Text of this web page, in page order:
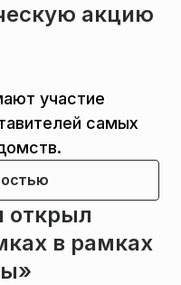
акцию
участие
самых
открыл
в рамках